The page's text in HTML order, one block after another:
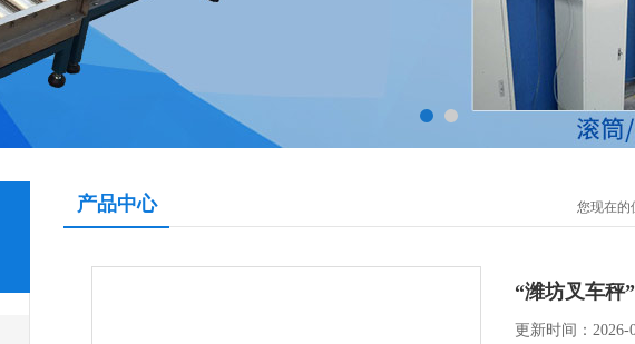
产品中心 您现在的
“潍坊叉车秤
更新时间：2026-